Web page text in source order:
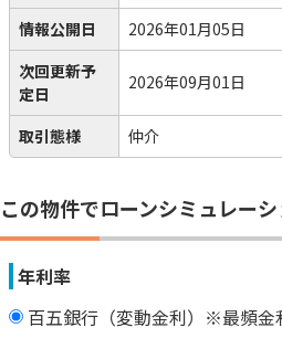
情報公開日
2026年01月05日
次回更新予
定日
2026年09月01日
取引態様 仲介
この物件でローンシミュレー
年利率
百五銀行（変動金利）※最頻金